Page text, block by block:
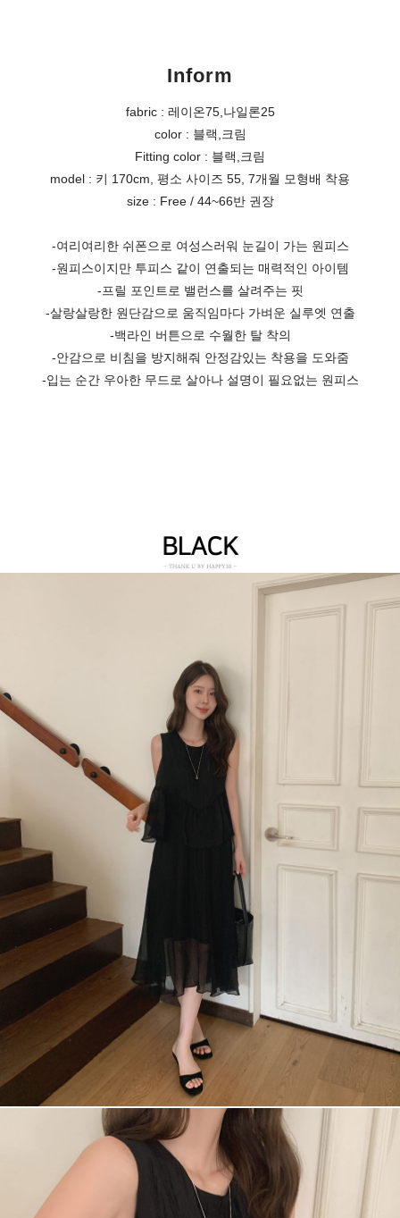
Inform
fabric : 레이온75,나일론25
color : 블랙,크림
Fitting color : 블랙,크림
model : 키 170cm, 평소 사이즈 55, 7개월 모형배 착용
size : Free / 44~66반 권장
-여리여리한 쉬폰으로 여성스러워 눈길이 가는 원피스
-원피스이지만 투피스 같이 연출되는 매력적인 아이템
-프릴 포인트로 밸런스를 살려주는 핏
-살랑살랑한 원단감으로 움직임마다 가벼운 실루엣 연출
-백라인 버튼으로 수월한 탈 착의
-안감으로 비침을 방지해줘 안정감있는 착용을 도와줌
-입는 순간 우아한 무드로 살아나 설명이 필요없는 원피스